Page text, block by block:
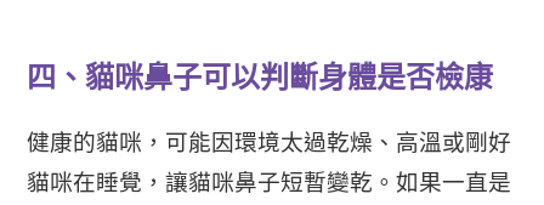
四、貓咪鼻子可以判斷身體是否檢康
健康的貓咪，可能因環境太過乾燥、高溫或剛好
貓咪在睡覺，讓貓咪鼻子短暫變乾。如果一直是